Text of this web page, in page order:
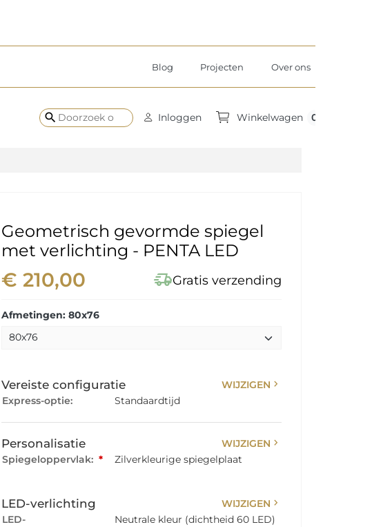
Blog Projecten Over ons
search Inloggen Winkelwagen 0
Geometrisch gevormde spiegel
met verlichting - PENTA LED
€ 210,00 delivery_truck_speedGratis verzending
Afmetingen: 80x76
Vereiste configuratie WIJZIGEN chevron_right
Express-optie: Standaardtijd
Personalisatie WIJZIGEN chevron_right
Spiegeloppervlak: * Zilverkleurige spiegelplaat
LED-verlichting WIJZIGEN chevron_right
LED-
Neutrale kleur (dichtheid 60 LED)